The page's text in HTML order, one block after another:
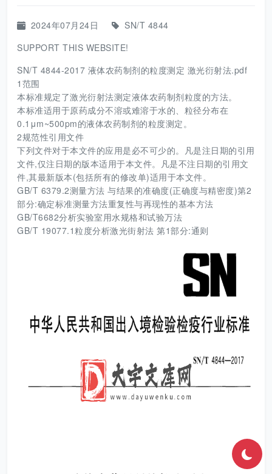
2024年07月24日
SN/T 4844
SUPPORT THIS WEBSITE!
SN/T 4844-2017 液体农药制剂的粒度测定 激光衍射法.pdf
1范围
本标准规定了激光衍射法测定液体农药制剂粒度的方法。
本标准适用于原药成分不溶或难溶于水的、粒径分布在
0.1μm~500pm的液体农药制剂的粒度测定。
2规范性引用文件
下列文件对于本文件的应用是必不可少的。凡是注日期的引用
文件,仅注日期的版本适用于本文件。凡是不注日期的引用文
件,其最新版本(包括所有的修改单)适用于本文件。
GB/T 6379.2测量方法 与结果的准确度(正确度与精密度)第2
部分:确定标准测量方法重复性与再现性的基本方法
GB/T6682分析实验室用水规格和试验万法
GB/T 19077.1粒度分析激光街射法 第1部分:通则